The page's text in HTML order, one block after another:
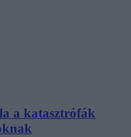
a katasztrófák